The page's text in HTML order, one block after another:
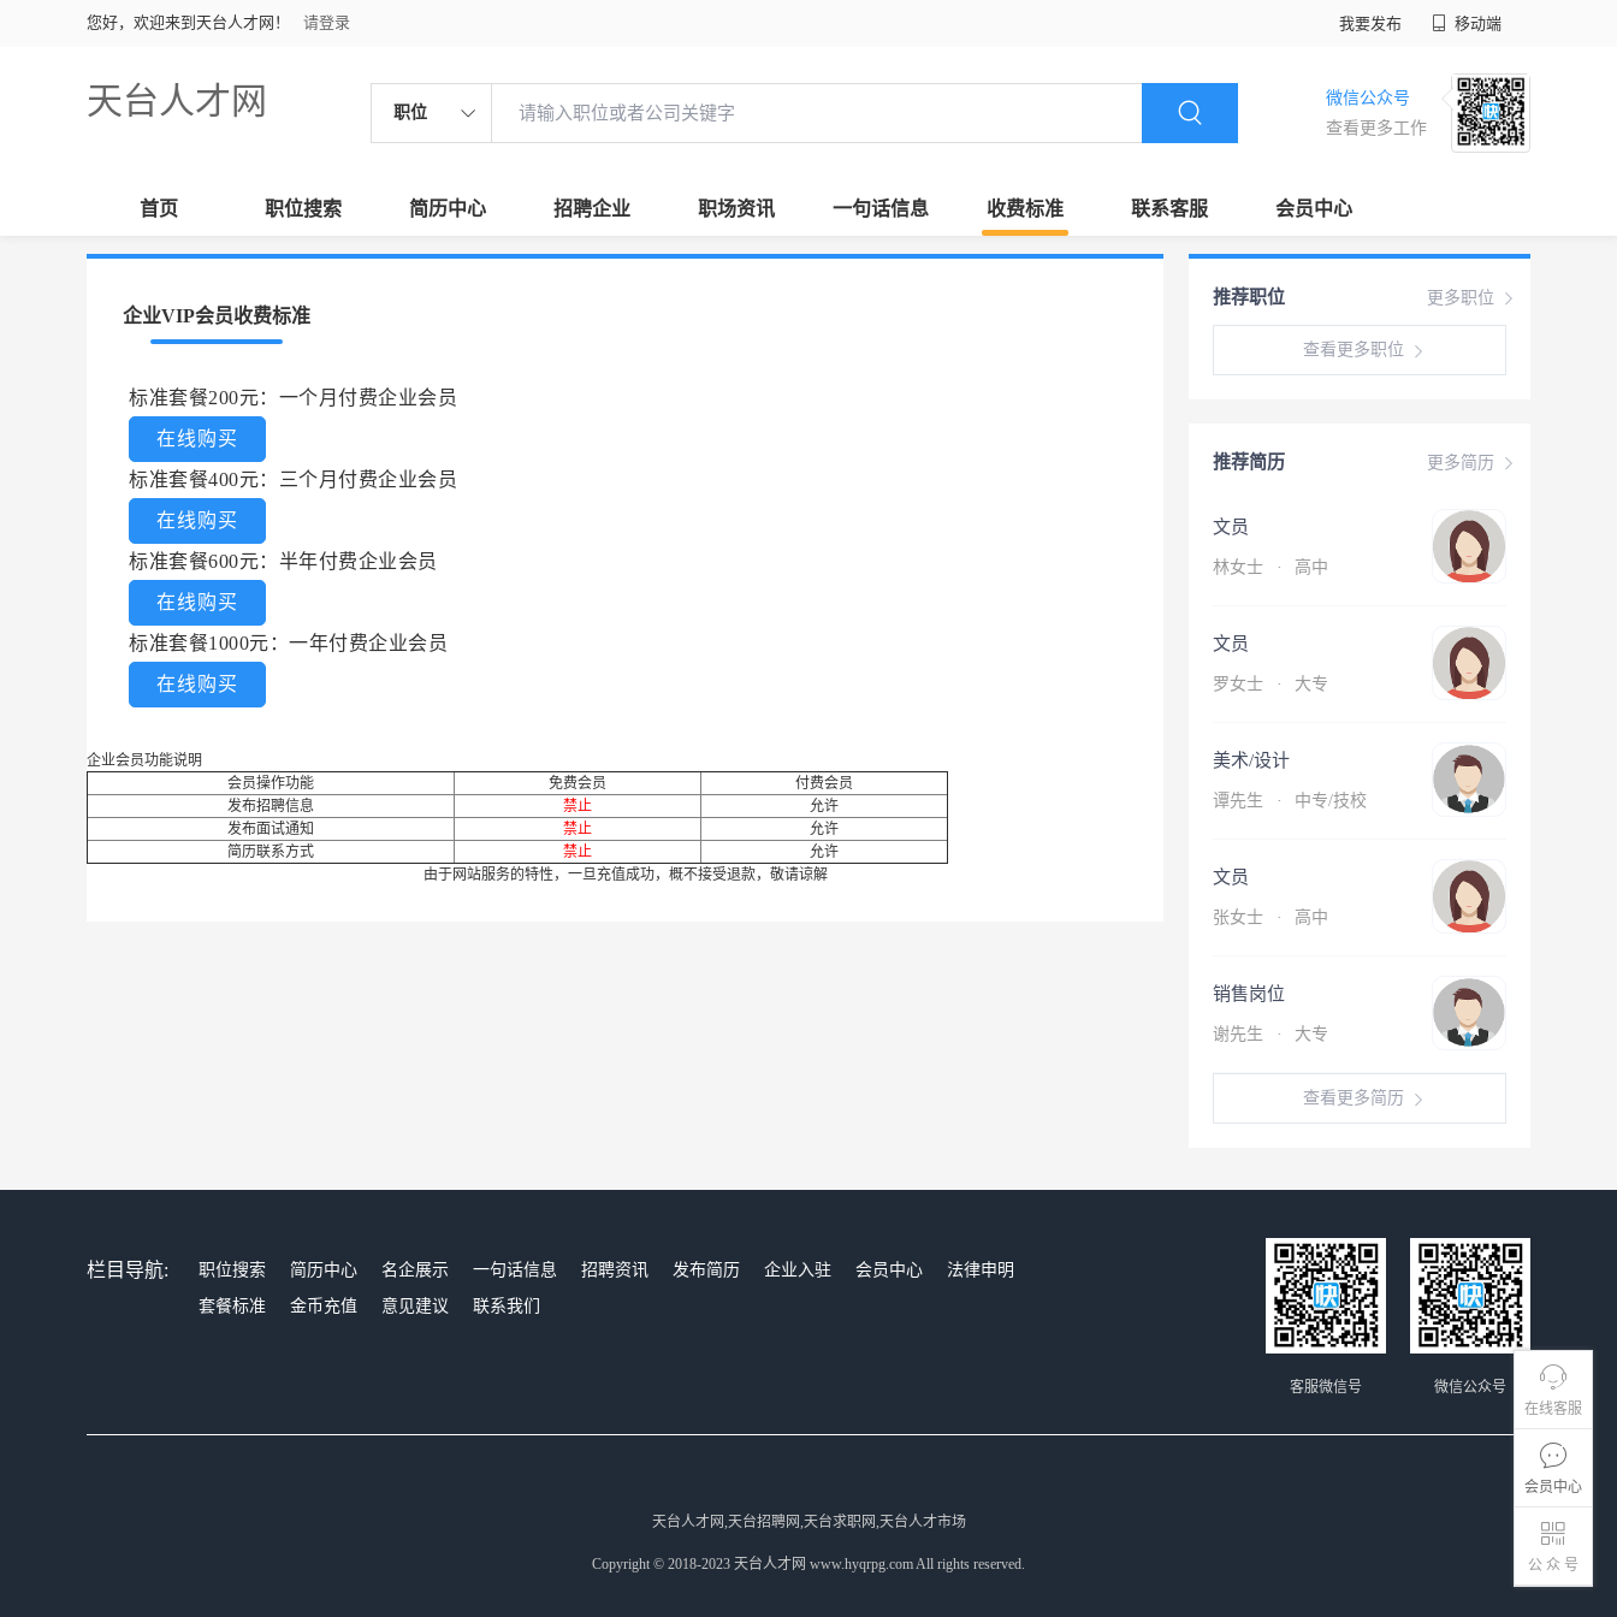
您好，欢迎来到天台人才网！ 请登录 我要发布 移动端
天台人才网 职位
微信公众号
查看更多工作
首页 职位搜索 简历中心 招聘企业 职场资讯 一句话信息 收费标准 联系客服 会员中心
在线客服
会员中心
公 众 号
企业VIP会员收费标准
标准套餐200元：一个月付费企业会员
在线购买
标准套餐400元：三个月付费企业会员
在线购买
标准套餐600元：半年付费企业会员
在线购买
标准套餐1000元：一年付费企业会员
在线购买
企业会员功能说明
会员操作功能
免费会员
付费会员
发布招聘信息
禁止
允许
发布面试通知
禁止
允许
简历联系方式
禁止
允许
由于网站服务的特性，一旦充值成功，概不接受退款，敬请谅解
更多职位
推荐职位
查看更多职位
更多简历
推荐简历
文员
林女士 · 高中
文员
罗女士 · 大专
美术/设计
谭先生 · 中专/技校
文员
张女士 · 高中
销售岗位
谢先生 · 大专
查看更多简历
栏目导航: 职位搜索 简历中心 名企展示 一句话信息 招聘资讯 发布简历 企业入驻 会员中心
法律申明
套餐标准
金币充值 意见建议 联系我们
微信公众号
客服微信号
天台人才网,天台招聘网,天台求职网,天台人才市场
Copyright © 2018-2023 天台人才网 www.hyqrpg.com All rights reserved.